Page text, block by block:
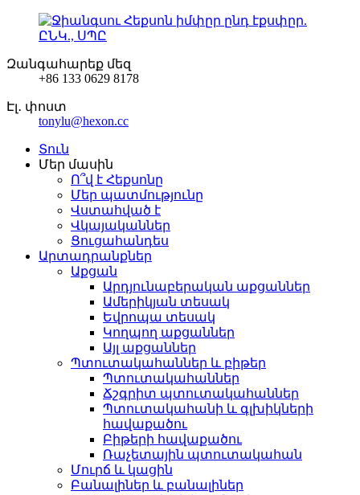
Զանգահարեք մեզ
+86 133 0629 8178
Էլ․ փոստ
tonylu@hexon.cc
Տուն
Մեր մասին
Ո՞վ է Հեքսոնը
Մեր պատմությունը
Վստահված է
Վկայականներ
Ցուցահանդես
Արտադրանքներ
Աքցան
Արդյունաբերական աքցաններ
Ամերիկյան տեսակ
Եվրոպա տեսակ
Կողպող աքցաններ
Այլ աքցաններ
Պտուտակահաններ և բիթեր
Պտուտակահաններ
Ճշգրիտ պտուտակահաններ
Պտուտակահանի և գլխիկների
հավաքածու
Բիթերի հավաքածու
Ռաչետային պտուտակահան
Մուրճ և կացին
Բանալիներ և բանալիներ